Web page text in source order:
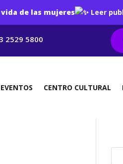
de las mujeres Leer
2529 5800
CENTRO CULTURAL